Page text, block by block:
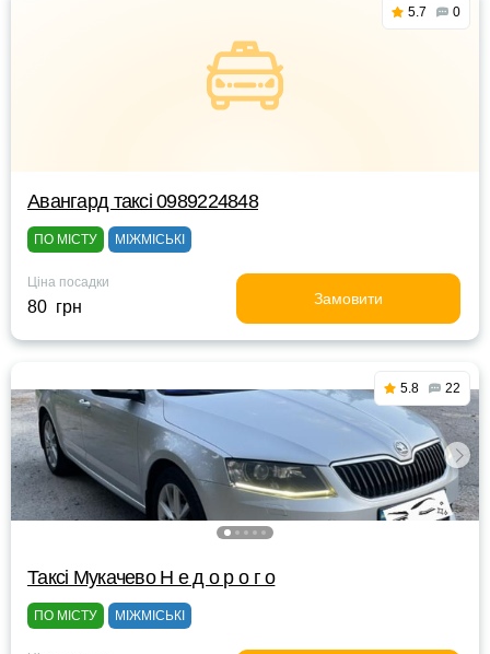
5.7 0
Авангард таксі 0989224848
ПО МІСТУ МІЖМІСЬКІ
Ціна посадки
80 грн Замовити
5.8 22
Таксі Мукачево Н е д о р о г о
ПО МІСТУ МІЖМІСЬКІ